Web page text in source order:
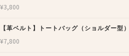
¥3,800
【革ベルト】トートバッグ（ショルダー型）
¥7,800